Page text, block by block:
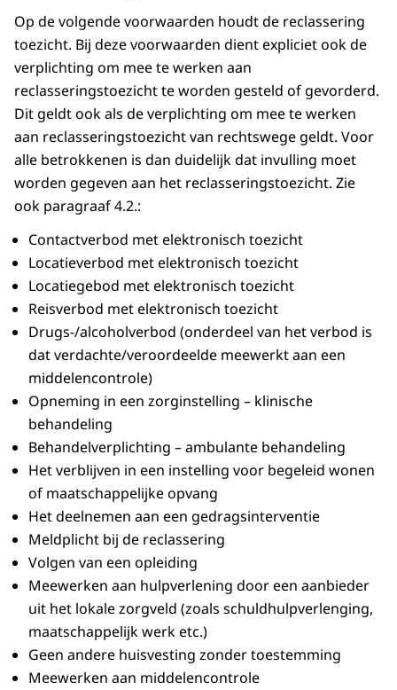
Op de volgende voorwaarden houdt de reclassering
toezicht. Bij deze voorwaarden dient expliciet ook de
verplichting om mee te werken aan
reclasseringstoezicht te worden gesteld of gevorderd.
Dit geldt ook als de verplichting om mee te werken
aan reclasseringstoezicht van rechtswege geldt. Voor
alle betrokkenen is dan duidelijk dat invulling moet
worden gegeven aan het reclasseringstoezicht. Zie
ook paragraaf 4.2.:
Contactverbod met elektronisch toezicht
Locatieverbod met elektronisch toezicht
Locatiegebod met elektronisch toezicht
Reisverbod met elektronisch toezicht
Drugs-/alcoholverbod (onderdeel van het verbod is
dat verdachte/veroordeelde meewerkt aan een
middelencontrole)
Opneming in een zorginstelling – klinische
behandeling
Behandelverplichting – ambulante behandeling
Het verblijven in een instelling voor begeleid wonen
of maatschappelijke opvang
Het deelnemen aan een gedragsinterventie
Meldplicht bij de reclassering
Volgen van een opleiding
Meewerken aan hulpverlening door een aanbieder
uit het lokale zorgveld (zoals schuldhulpverlenging,
maatschappelijk werk etc.)
Geen andere huisvesting zonder toestemming
Meewerken aan middelencontrole